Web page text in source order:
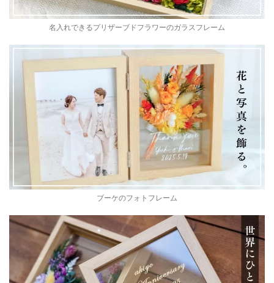
名入れできるプリザーブドフラワーのガラスフレーム
ブーケのフォトフレーム